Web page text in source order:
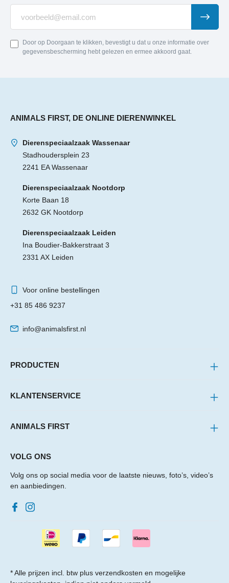
Door op Doorgaan te klikken, bevestigt u dat u onze informatie over
gegevensbescherming hebt gelezen en ermee akkoord gaat.
ANIMALS FIRST, DE ONLINE DIERENWINKEL
Dierenspeciaalzaak Wassenaar
Stadhoudersplein 23
2241 EA Wassenaar
Dierenspeciaalzaak Nootdorp
Korte Baan 18
2632 GK Nootdorp
Dierenspeciaalzaak Leiden
Ina Boudier-Bakkerstraat 3
2331 AX Leiden
Voor online bestellingen
+31 85 486 9237
info@animalsfirst.nl
PRODUCTEN
KLANTENSERVICE
ANIMALS FIRST
VOLG ONS
Volg ons op social media voor de laatste nieuws, foto’s, video’s
en aanbiedingen.
* Alle prijzen incl. btw plus verzendkosten en mogelijke